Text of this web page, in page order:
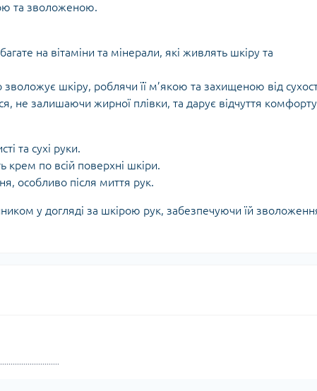
та зволоженою.
на вітаміни та мінерали, які живлять шкіру та
шкіру, роблячи її м’якою та захищеною від
не залишаючи жирної плівки, та дарує відчуття
та сухі руки.
крем по всій поверхні шкіри.
особливо після миття рук.
у догляді за шкірою рук, забезпечуючи їй